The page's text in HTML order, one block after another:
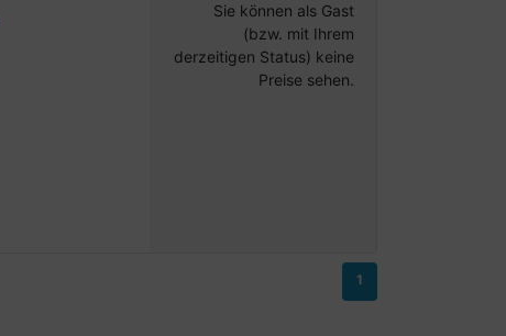
Sie können als Gast
(bzw. mit Ihrem
derzeitigen Status) keine
Preise sehen.
1